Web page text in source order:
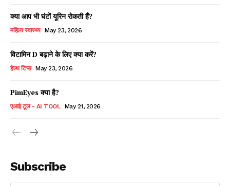
क्या आप भी घंटों यूरिन रोकती हैं?
महिला स्वास्थ्य May 23, 2026
विटामिन D बढ़ाने के लिए क्या करें?
हेल्थ टिप्स May 23, 2026
PimEyes क्या है?
एआई टूल - AI TOOL May 21, 2026
Subscribe